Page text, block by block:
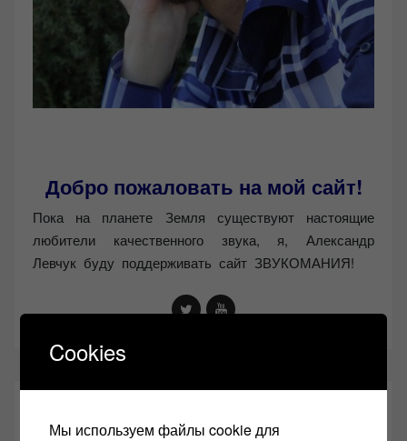
Добро пожаловать на мой сайт!
Пока на планете Земля существуют настоящие
любители качественного звука, я, Александр
Левчук буду поддерживать сайт ЗВУКОМАНИЯ!
Cookies
Мы используем файлы cookie для